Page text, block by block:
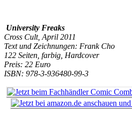
University Freaks
Cross Cult, April 2011
Text und Zeichnungen: Frank Cho
122 Seiten, farbig, Hardcover
Preis: 22 Euro
ISBN: 978-3-936480-99-3